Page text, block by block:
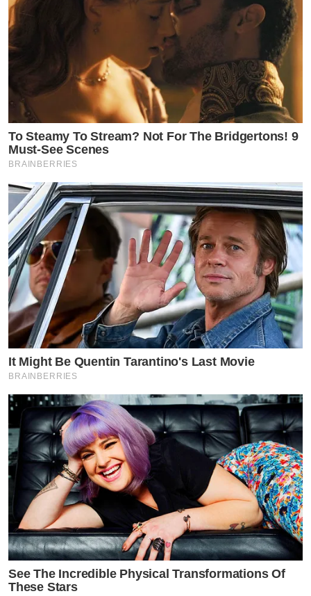
To Steamy To Stream? Not For The Bridgertons! 9
Must-See Scenes
BRAINBERRIES
It Might Be Quentin Tarantino's Last Movie
BRAINBERRIES
See The Incredible Physical Transformations Of
These Stars